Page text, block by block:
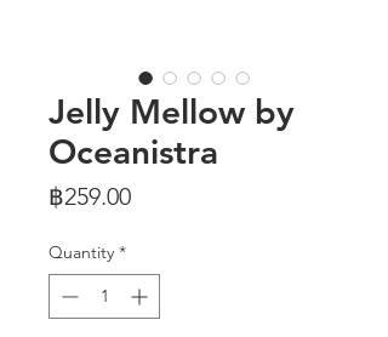
Jelly Mellow by
Oceanistra
฿259.00Price
Quantity *